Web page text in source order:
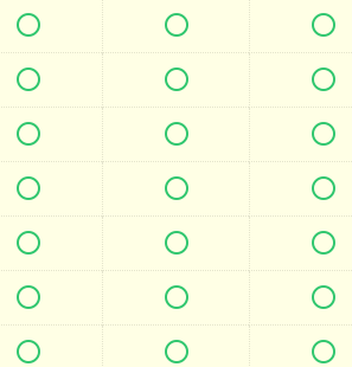
  
  
  
  
  
  
  